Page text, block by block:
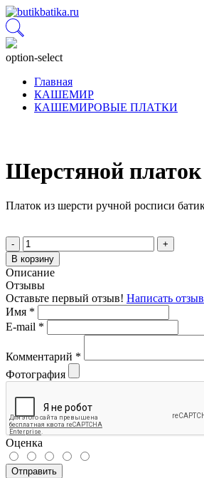
option-select
Главная
КАШЕМИР
КАШЕМИРОВЫЕ ПЛАТКИ
Шерстяной
Платок из шерсти ручной росписи
-
+
В корзину
Описание
Отзывы
Оставьте первый отзыв! Написать отзыв
Имя *
E-mail *
Комментарий *
Фотография
Оценка
Отправить